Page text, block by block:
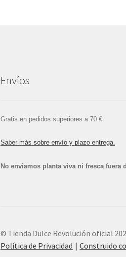
Envíos
Gratis en pedidos superiores a 70 €
Saber más sobre envío y plazo entrega.
No enviamos planta viva ni fresca fuera
© Tienda Dulce Revolución oficial
Política de Privacidad
Construido